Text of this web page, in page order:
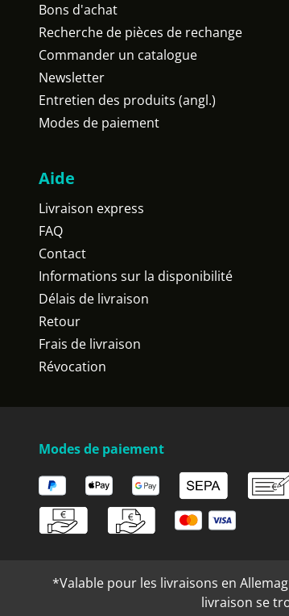
Bons d'achat
Recherche de pièces de rechange
Commander un catalogue
Newsletter
Entretien des produits (angl.)
Modes de paiement
Aide
Livraison express
FAQ
Contact
Informations sur la disponibilité
Délais de livraison
Retour
Frais de livraison
Révocation
Modes de paiement
*Valable pour les livraisons en
livraison se